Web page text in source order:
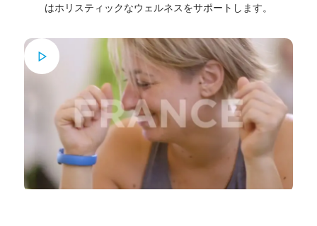
はホリスティックなウェルネスをサポートします。